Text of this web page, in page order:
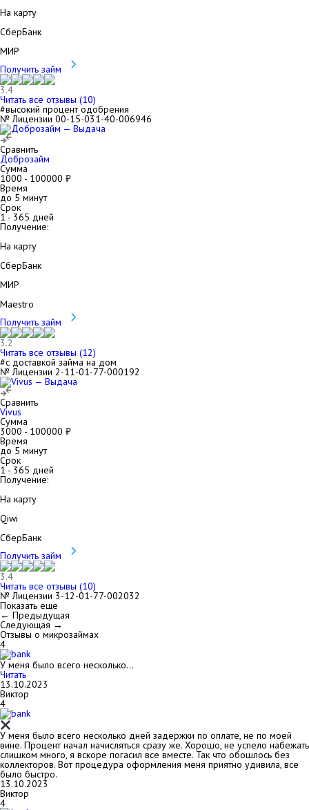
На карту
СберБанк
МИР
Получить займ
3.4
Читать все отзывы (10)
#высокий процент одобрения
№ Лицензии 00-15-031-40-006946
Сравнить
Доброзайм
Сумма
1000 - 100000 ₽
Время
до 5 минут
Срок
1- 365 дней
Получение:
На карту
СберБанк
МИР
Maestro
Получить займ
3.2
Читать все отзывы (12)
#с доставкой займа на дом
№ Лицензии 2-11-01-77-000192
Сравнить
Vivus
Сумма
3000 - 100000 ₽
Время
до 5 минут
Срок
1- 365 дней
Получение:
На карту
Qiwi
СберБанк
Получить займ
3.4
Читать все отзывы (10)
№ Лицензии 3-12-01-77-002032
Показать еще
← Предыдущая
Следующая →
Отзывы о микрозаймах
4
У меня было всего несколько…
Читать
13.10.2023
Виктор
4
У меня было всего несколько дней задержки по оплате, не по моей
вине. Процент начал начисляться сразу же. Хорошо, не успело набежать
слишком много, я вскоре погасил все вместе. Так что обошлось без
коллекторов. Вот процедура оформления меня приятно удивила, все
было быстро.
13.10.2023
Виктор
4